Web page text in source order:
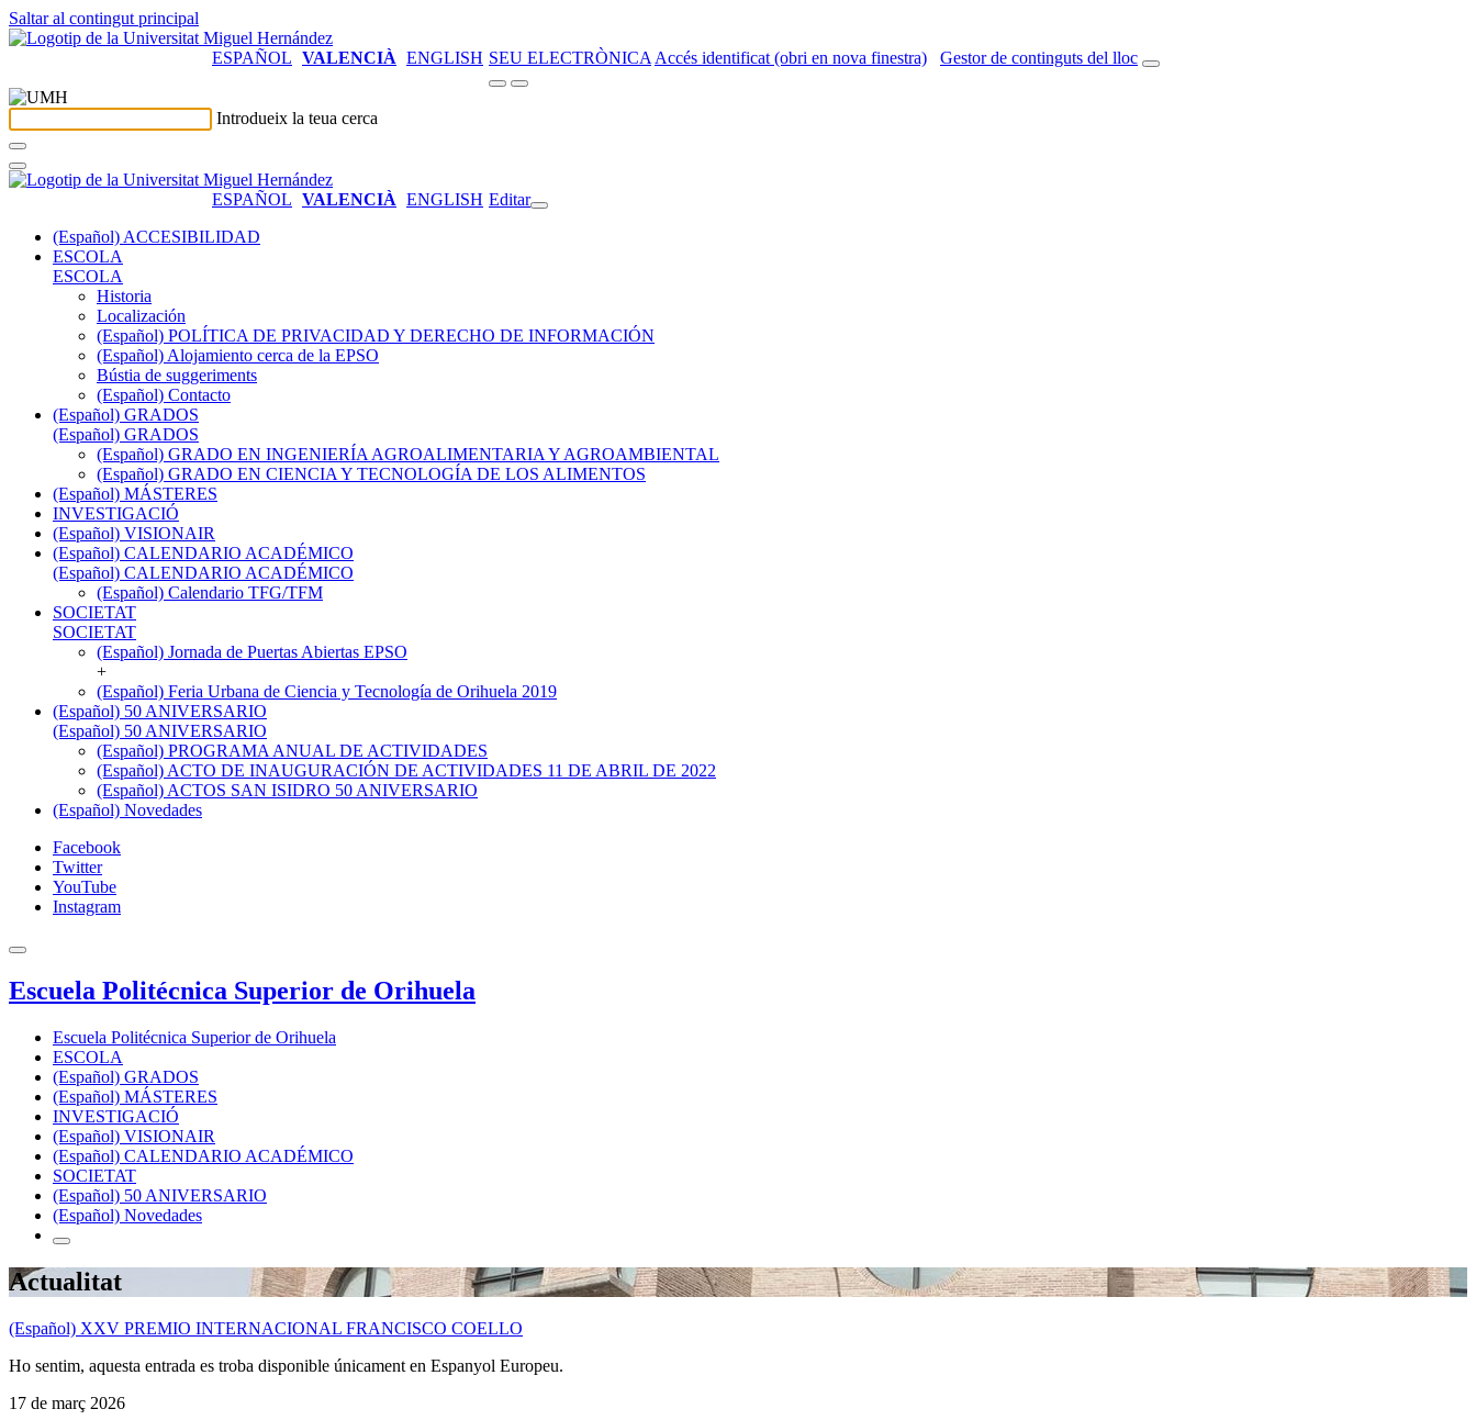
Saltar al contingut principal
ESPAÑOL VALENCIÀ ENGLISH SEU ELECTRÒNICA Accés identificat (obri en nova finestra) Gestor de continguts del lloc
Introdueix la teua cerca
ESPAÑOL VALENCIÀ ENGLISH Editar
(Español) ACCESIBILIDAD
ESCOLA
ESCOLA
Historia
Localización
(Español) POLÍTICA DE PRIVACIDAD Y DERECHO DE INFORMACIÓN
(Español) Alojamiento cerca de la EPSO
Bústia de suggeriments
(Español) Contacto
(Español) GRADOS
(Español) GRADOS
(Español) GRADO EN INGENIERÍA AGROALIMENTARIA Y AGROAMBIENTAL
(Español) GRADO EN CIENCIA Y TECNOLOGÍA DE LOS ALIMENTOS
(Español) MÁSTERES
INVESTIGACIÓ
(Español) VISIONAIR
(Español) CALENDARIO ACADÉMICO
(Español) CALENDARIO ACADÉMICO
(Español) Calendario TFG/TFM
SOCIETAT
SOCIETAT
(Español) Jornada de Puertas Abiertas EPSO
+
(Español) Feria Urbana de Ciencia y Tecnología de Orihuela 2019
(Español) 50 ANIVERSARIO
(Español) 50 ANIVERSARIO
(Español) PROGRAMA ANUAL DE ACTIVIDADES
(Español) ACTO DE INAUGURACIÓN DE ACTIVIDADES 11 DE ABRIL DE 2022
(Español) ACTOS SAN ISIDRO 50 ANIVERSARIO
(Español) Novedades
Facebook
Twitter
YouTube
Instagram
Escuela Politécnica Superior de Orihuela
Escuela Politécnica Superior de Orihuela
ESCOLA
(Español) GRADOS
(Español) MÁSTERES
INVESTIGACIÓ
(Español) VISIONAIR
(Español) CALENDARIO ACADÉMICO
SOCIETAT
(Español) 50 ANIVERSARIO
(Español) Novedades
Actualitat
(Español) XXV PREMIO INTERNACIONAL FRANCISCO COELLO
Ho sentim, aquesta entrada es troba disponible únicament en Espanyol Europeu.
17 de març 2026